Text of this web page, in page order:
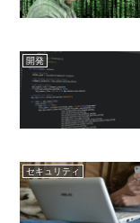
開発
セキュリティ